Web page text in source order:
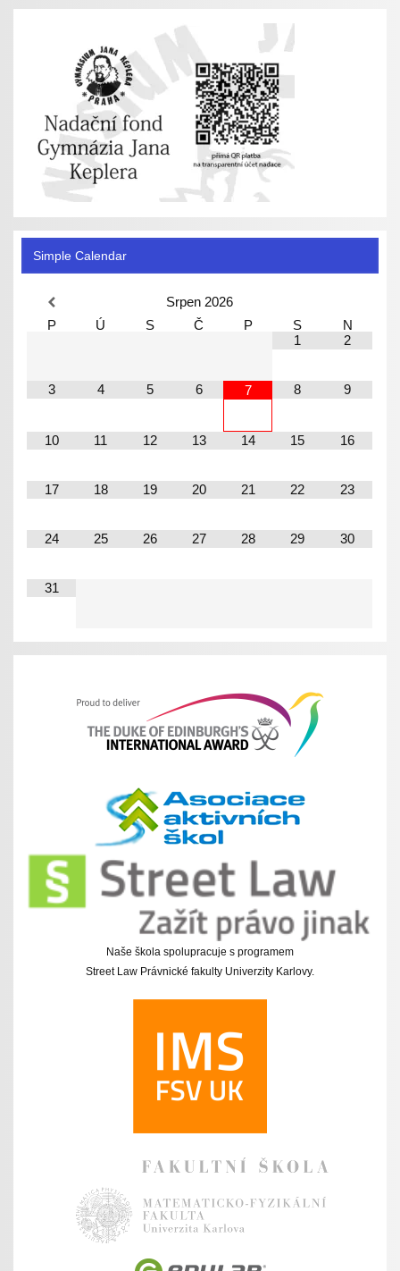
Simple Calendar
Srpen 2026
P
Ú S Č P S
N
1
2
3 4 5 6 7 8 9
10 11 12 13 14 15 16
17 18 19 20 21 22 23
24 25 26 27 28 29 30
31
Naše škola spolupracuje s programem
Street Law Právnické fakulty Univerzity Karlovy.